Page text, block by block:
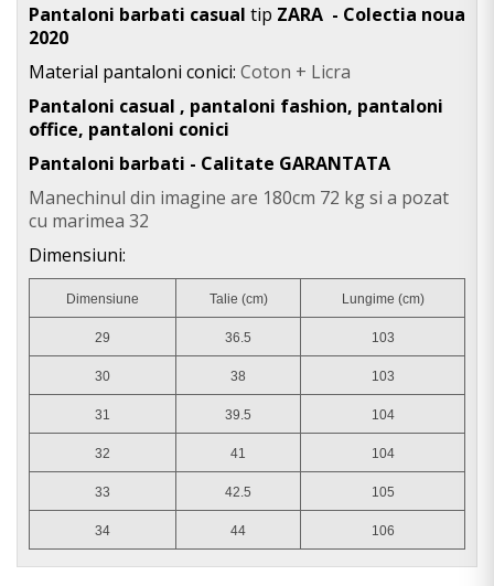
Pantaloni barbati casual tip ZARA - Colectia noua
2020
Material pantaloni conici: Coton + Licra
Pantaloni casual , pantaloni fashion, pantaloni
office, pantaloni conici
Pantaloni barbati - Calitate GARANTATA
Manechinul din imagine are 180cm 72 kg si a pozat
cu marimea 32
Dimensiuni:
Dimensiune Talie (cm) Lungime (cm)
29 36.5 103
30 38 103
31 39.5 104
32 41 104
33 42.5 105
34 44 106